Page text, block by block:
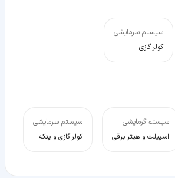
سیستم سرمایشی
کولر گازی
سیستم گرمایشی
اسپیلت و هیتر برقی
سیستم سرمایشی
کولر گازی و پنکه